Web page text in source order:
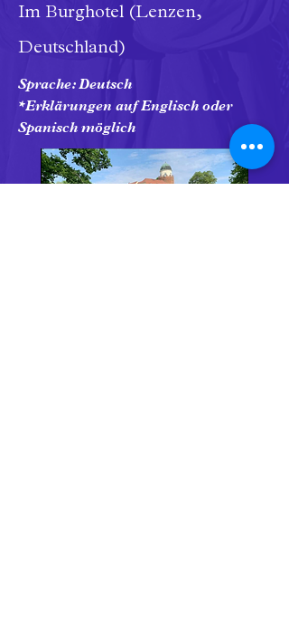
Im Burghotel (Lenzen,
Deutschland)
Sprache: Deutsch
*Erklärungen auf Englisch oder
Spanisch möglich